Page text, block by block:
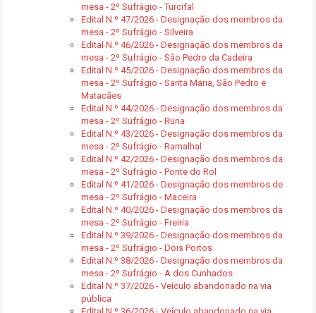
mesa - 2º Sufrágio - Turcifal
Edital N.º 47/2026 - Designação dos membros da
mesa - 2º Sufrágio - Silveira
Edital N.º 46/2026 - Designação dos membros da
mesa - 2º Sufrágio - São Pedro da Cadeira
Edital N.º 45/2026 - Designação dos membros da
mesa - 2º Sufrágio - Santa Maria, São Pedro e
Matacães
Edital N.º 44/2026 - Designação dos membros da
mesa - 2º Sufrágio - Runa
Edital N.º 43/2026 - Designação dos membros da
mesa - 2º Sufrágio - Ramalhal
Edital N.º 42/2026 - Designação dos membros da
mesa - 2º Sufrágio - Ponte do Rol
Edital N.º 41/2026 - Designação dos membros de
mesa - 2º Sufrágio - Maceira
Edital N.º 40/2026 - Designação dos membros da
mesa - 2º Sufrágio - Freiria
Edital N.º 39/2026 - Designação dos membros da
mesa - 2º Sufrágio - Dois Portos
Edital N.º 38/2026 - Designação dos membros da
mesa - 2º Sufrágio - A dos Cunhados
Edital N.º 37/2026 - Veículo abandonado na via
pública